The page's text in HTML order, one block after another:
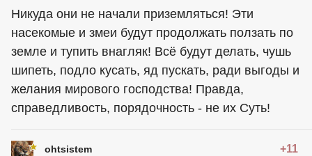
Никуда они не начали приземляться! Эти
насекомые и змеи будут продолжать ползать по
земле и тупить внагляк! Всё будут делать, чушь
шипеть, подло кусать, яд пускать, ради выгоды и
желания мирового господства! Правда,
справедливость, порядочность - не их Суть!
ohtsistem +11